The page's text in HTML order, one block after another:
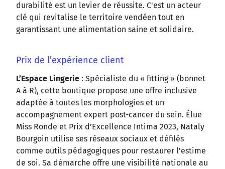
durabilité est un levier de réussite. C'est un acteur
clé qui revitalise le territoire vendéen tout en
garantissant une alimentation saine et solidaire.
Prix de l’expérience client
L’Espace Lingerie : Spécialiste du « fitting » (bonnet
A à R), cette boutique propose une offre inclusive
adaptée à toutes les morphologies et un
accompagnement expert post-cancer du sein. Élue
Miss Ronde et Prix d’Excellence Intima 2023, Nataly
Bourgoin utilise ses réseaux sociaux et défilés
comme outils pédagogiques pour restaurer l'estime
de soi. Sa démarche offre une visibilité nationale au